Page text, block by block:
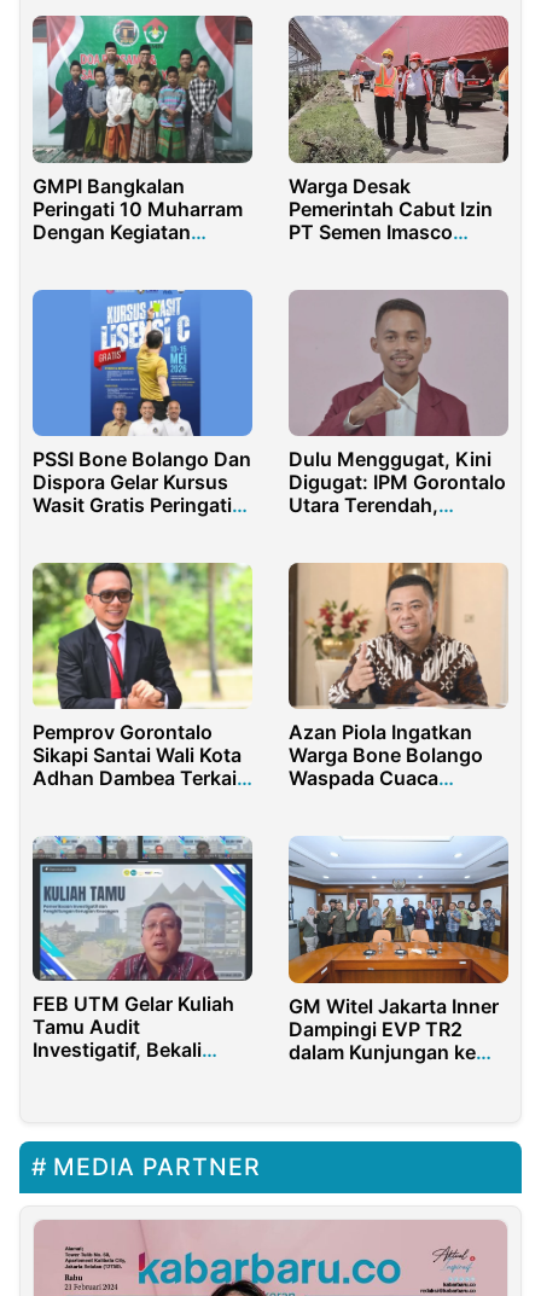
GMPI Bangkalan
Peringati 10 Muharram
Dengan Kegiatan
Warga Desak
Pemerintah Cabut Izin
PT Semen Imasco
PSSI Bone Bolango Dan
Dispora Gelar Kursus
Wasit Gratis Peringati
Dulu Menggugat, Kini
Digugat: IPM Gorontalo
Utara Terendah,
Modanggu Disorot
Pemprov Gorontalo
Sikapi Santai Wali Kota
Adhan Dambea Terkait
Azan Piola Ingatkan
Warga Bone Bolango
Waspada Cuaca
FEB UTM Gelar Kuliah
Tamu Audit
Investigatif, Bekali
GM Witel Jakarta Inner
Dampingi EVP TR2
dalam Kunjungan ke
MEDIA PARTNER